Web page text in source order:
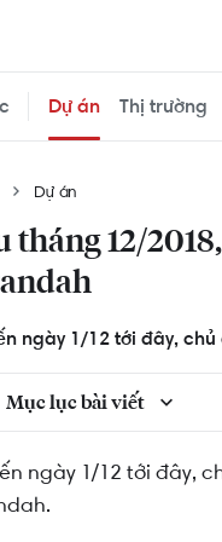
Dự án Thị trường
Dự án
tháng 12/
ngày 1/12 tới đây,
Mục lục bài viết
Tiến độ thi công dự án
Những điều về dự án
ngày 1/12 tới đây,